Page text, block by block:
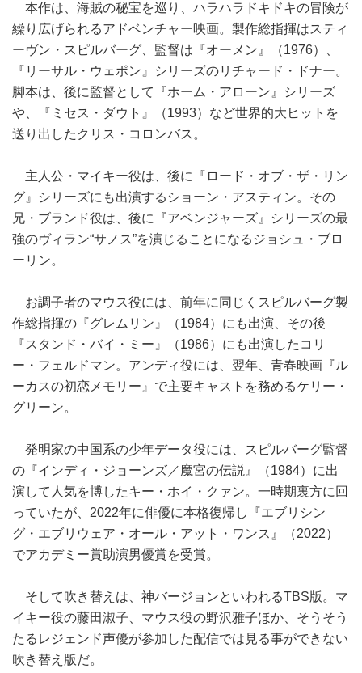
本作は、海賊の秘宝を巡り、ハラハラドキドキの冒険が
繰り広げられるアドベンチャー映画。製作総指揮はスティ
ーヴン・スピルバーグ、監督は『オーメン』（1976）、
『リーサル・ウェポン』シリーズのリチャード・ドナー。
脚本は、後に監督として『ホーム・アローン』シリーズ
や、『ミセス・ダウト』（1993）など世界的大ヒットを
送り出したクリス・コロンバス。
主人公・マイキー役は、後に『ロード・オブ・ザ・リン
グ』シリーズにも出演するショーン・アスティン。その
兄・ブランド役は、後に『アベンジャーズ』シリーズの最
強のヴィラン“サノス”を演じることになるジョシュ・ブロ
ーリン。
お調子者のマウス役には、前年に同じくスピルバーグ製
作総指揮の『グレムリン』（1984）にも出演、その後
『スタンド・バイ・ミー』（1986）にも出演したコリ
ー・フェルドマン。アンディ役には、翌年、青春映画『ル
ーカスの初恋メモリー』で主要キャストを務めるケリー・
グリーン。
発明家の中国系の少年データ役には、スピルバーグ監督
の『インディ・ジョーンズ／魔宮の伝説』（1984）に出
演して人気を博したキー・ホイ・クァン。一時期裏方に回
っていたが、2022年に俳優に本格復帰し『エブリシン
グ・エブリウェア・オール・アット・ワンス』（2022）
でアカデミー賞助演男優賞を受賞。
そして吹き替えは、神バージョンといわれるTBS版。マ
イキー役の藤田淑子、マウス役の野沢雅子ほか、そうそう
たるレジェンド声優が参加した配信では見る事ができない
吹き替え版だ。